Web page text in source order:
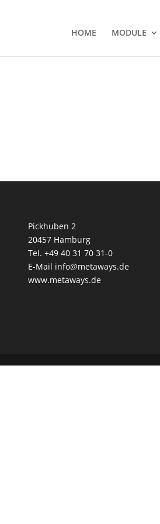
HOME MODULE
Pickhuben 2
20457 Hamburg
Tel. +49 40 31 70 31-0
E-Mail info@metaways.de
www.metaways.de